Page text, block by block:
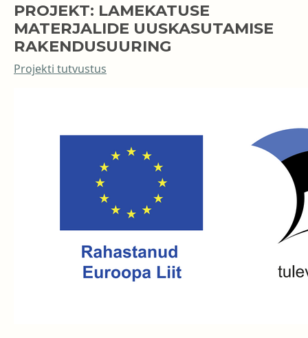
PROJEKT: LAMEKATUSE
MATERJALIDE UUSKASUTAMISE
RAKENDUSUURING
Projekti tutvustus